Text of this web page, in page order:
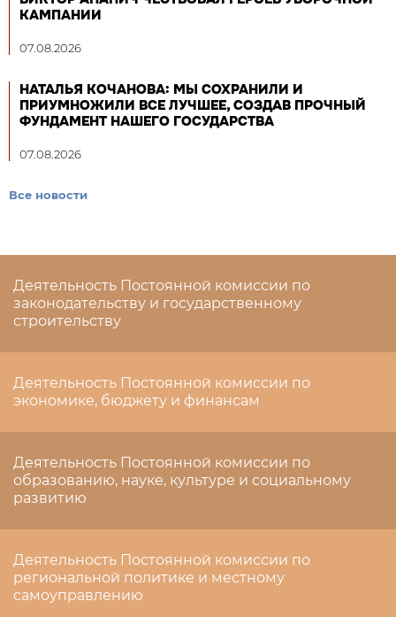
КАМПАНИИ
07.08.2026
НАТАЛЬЯ КОЧАНОВА: МЫ СОХРАНИЛИ И
ПРИУМНОЖИЛИ ВСЕ ЛУЧШЕЕ, СОЗДАВ ПРОЧНЫЙ
ФУНДАМЕНТ НАШЕГО ГОСУДАРСТВА
07.08.2026
Все новости
Деятельность Постоянной комиссии по
законодательству и государственному
строительству
Деятельность Постоянной комиссии по
экономике, бюджету и финансам
Деятельность Постоянной комиссии по
образованию, науке, культуре и социальному
развитию
Деятельность Постоянной комиссии по
региональной политике и местному
самоуправлению